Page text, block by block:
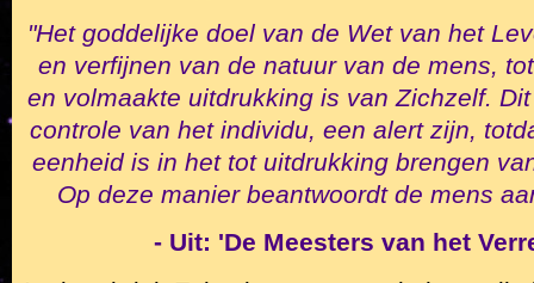
"Het goddelijke doel van de Wet van het
en verfijnen van de natuur van de mens,
en volmaakte uitdrukking is van Zichzelf.
controle van het individu, een alert zijn,
eenheid is in het tot uitdrukking brengen
Op deze manier beantwoordt de mens
- Uit: 'De Meesters van het